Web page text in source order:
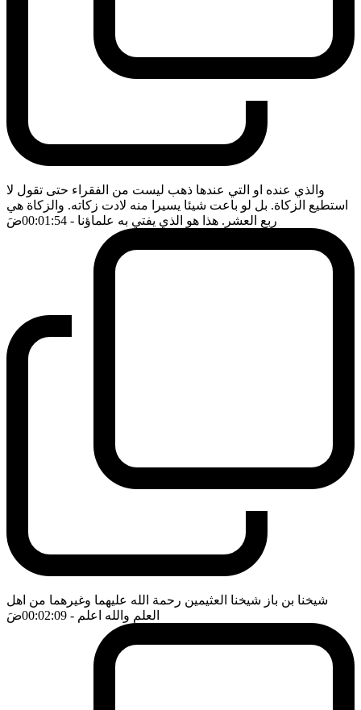
والذي عنده او التي عندها ذهب ليست من الفقراء حتى تقول لا
استطيع الزكاة. بل لو باعت شيئا يسيرا منه لادت زكاته. والزكاة هي
ربع العشر. هذا هو الذي يفتي به علماؤنا - 00:01:54 ضَ
شيخنا بن باز شيخنا العثيمين رحمة الله عليهما وغيرهما من اهل
العلم والله اعلم - 00:02:09 ضَ